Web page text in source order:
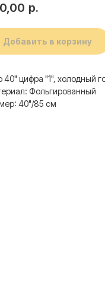
р.
Добавить в корзину
цифра "1", холодный
Фольгированный
40"/85 см